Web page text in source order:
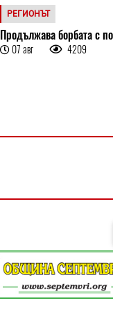
РЕГИОНЪТ
Продължава борбата с
07 авг 4209